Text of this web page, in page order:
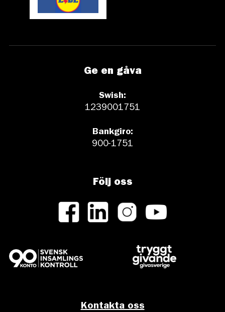
Kontakta oss
Ge en gåva
Swish:
1239001751
Bankgiro:
900-1751
Följ oss